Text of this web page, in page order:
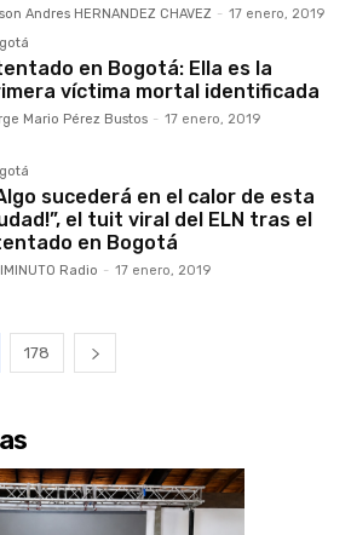
Andres HERNANDEZ CHAVEZ - 17 enero, 2019
en Bogotá: Ella es la
víctima mortal identificada
Mario Pérez Bustos - 17 enero, 2019
sucederá en el calor de esta
el tuit viral del ELN tras el
en Bogotá
Radio - 17 enero, 2019
178